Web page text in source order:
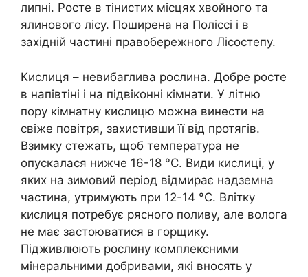
липні. Росте в тінистих місцях хвойного та
ялинового лісу. Поширена на Поліссі і в
західній частині правобережного Лісостепу.
Кислиця – невибаглива рослина. Добре росте
в напівтіні і на підвіконні кімнати. У літню
пору кімнатну кислицю можна винести на
свіже повітря, захистивши її від протягів.
Взимку стежать, щоб температура не
опускалася нижче 16-18 °C. Види кислиці, у
яких на зимовий період відмирає надземна
частина, утримують при 12-14 °C. Влітку
кислиця потребує рясного поливу, але волога
не має застоюватися в горщику.
Підживлюють рослину комплексними
мінеральними добривами, які вносять у